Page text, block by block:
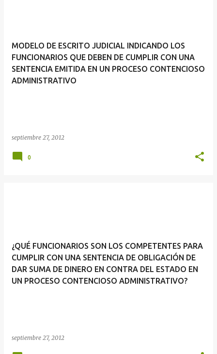
MODELO DE ESCRITO JUDICIAL INDICANDO LOS
FUNCIONARIOS QUE DEBEN DE CUMPLIR CON UNA
SENTENCIA EMITIDA EN UN PROCESO CONTENCIOSO
ADMINISTRATIVO
septiembre 27, 2012
0
¿QUÉ FUNCIONARIOS SON LOS COMPETENTES PARA
CUMPLIR CON UNA SENTENCIA DE OBLIGACIÓN DE
DAR SUMA DE DINERO EN CONTRA DEL ESTADO EN
UN PROCESO CONTENCIOSO ADMINISTRATIVO?
septiembre 27, 2012